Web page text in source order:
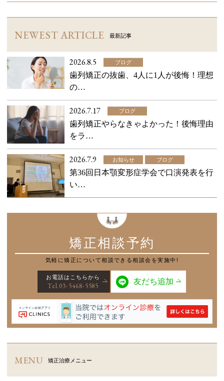
NEWEST ARTICLE 最新記事
2026.8.5 ブログ
歯列矯正の抜歯、4人に1人が後悔！理想
の…
2026.7.17 ブログ
歯列矯正やらなきゃよかった！後悔理由
をラ…
2026.7.9 お知らせ ブログ
第36回日本顎変形症学会で口演発表を行
い…
矯正相談予約
気軽に矯正について相談できる相談会を実施中!
お電話はこちらから
Tel.03-5468-5585
友だち追加
MENU 矯正治療メニュー